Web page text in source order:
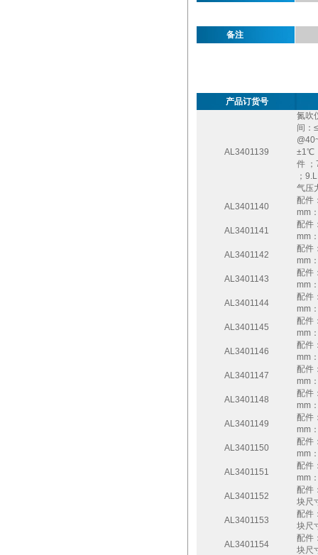
备注
产品订货号
AL3401139
氮吹
间：
±1℃
件 ；
；
气压
AL3401140
配件
mm
AL3401141
配件
mm
AL3401142
配件
mm
AL3401143
配件
mm
AL3401144
配件
mm
AL3401145
配件
mm
AL3401146
配件
mm
AL3401147
配件
mm
AL3401148
配件
mm
AL3401149
配件
mm
AL3401150
配件
mm
AL3401151
配件
mm
AL3401152
配件
块尺
AL3401153
配件
块尺
AL3401154
配件
块尺